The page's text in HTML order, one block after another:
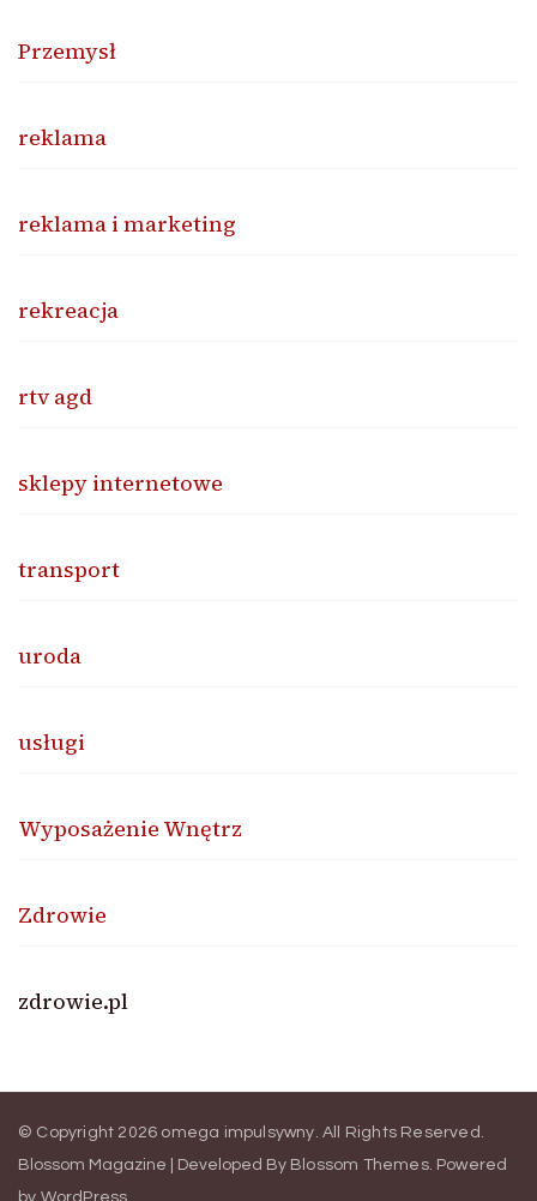
Przemysł
reklama
reklama i marketing
rekreacja
rtv agd
sklepy internetowe
transport
uroda
usługi
Wyposażenie Wnętrz
Zdrowie
zdrowie.pl
© Copyright 2026 omega impulsywny. All Rights Reserved.
Blossom Magazine | Developed By Blossom Themes. Powered